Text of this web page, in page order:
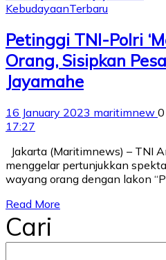
KebudayaanTerbaru
Petinggi TNI-Polri
Orang, Sisipkan
Jayamahe
16 January 2023 maritimnew
17:27
Jakarta (Maritimnews) – TNI
menggelar pertunjukkan
wayang orang dengan lakon
Read More
Cari